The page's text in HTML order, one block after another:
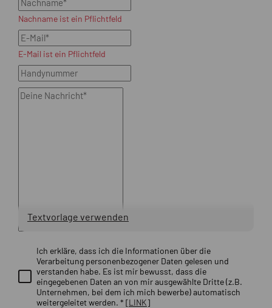
Nachname ist ein Pflichtfeld
E-Mail ist ein Pflichtfeld
Textvorlage verwenden
Ich erkläre, dass ich die Informationen über die
Verarbeitung personenbezogener Daten gelesen und
verstanden habe. Es ist mir bewusst, dass die
eingegebenen Daten an von mir ausgewählte Dritte (z.B.
Unternehmen, bei dem ich mich bewerbe) automatisch
weitergeleitet werden. * [LINK]